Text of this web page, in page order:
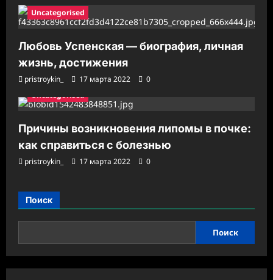
Uncategorised
Любовь Успенская — биография, личная
жизнь, достижения
pristroykin_ 17 марта 2022
0
Uncategorised
Причины возникновения липомы в почке:
как справиться с болезнью
pristroykin_ 17 марта 2022 0
Поиск
Поиск